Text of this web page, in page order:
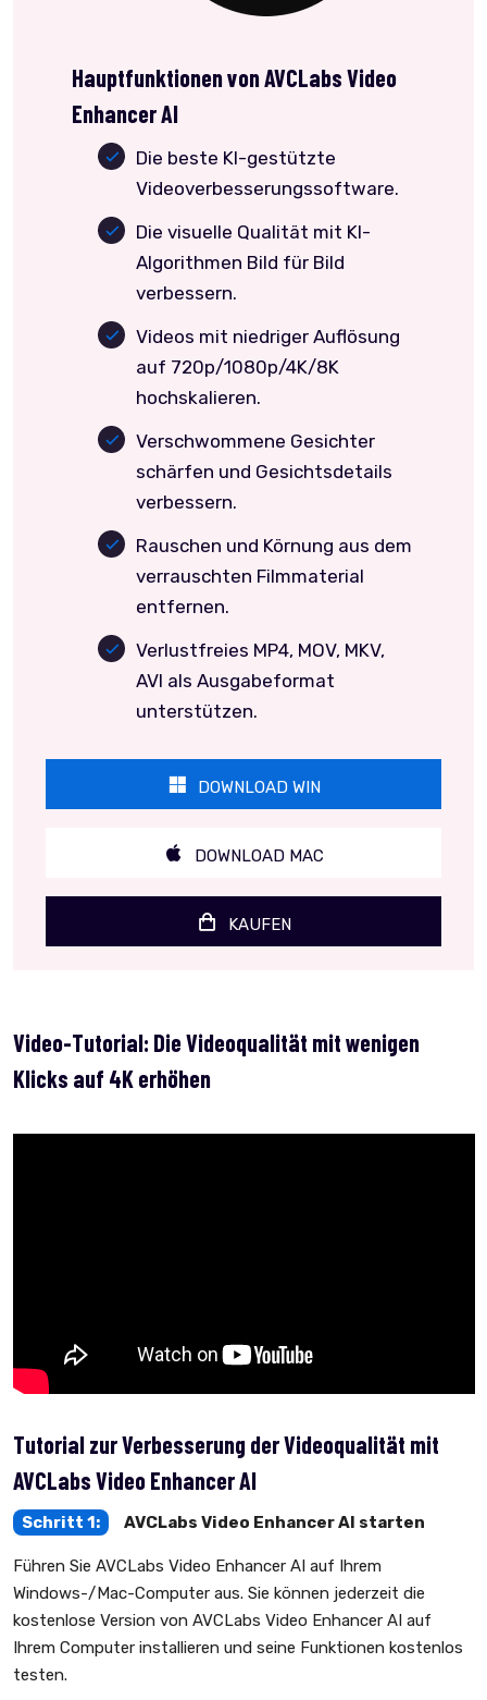
Hauptfunktionen von AVCLabs Video
Enhancer AI
Die beste KI-gestützte
Videoverbesserungssoftware.
Die visuelle Qualität mit KI-
Algorithmen Bild für Bild
verbessern.
Videos mit niedriger Auflösung
auf 720p/1080p/4K/8K
hochskalieren.
Verschwommene Gesichter
schärfen und Gesichtsdetails
verbessern.
Rauschen und Körnung aus dem
verrauschten Filmmaterial
entfernen.
Verlustfreies MP4, MOV, MKV,
AVI als Ausgabeformat
unterstützen.
DOWNLOAD WIN
DOWNLOAD MAC
KAUFEN
Video-Tutorial: Die Videoqualität mit wenigen
Klicks auf 4K erhöhen
Tutorial zur Verbesserung der Videoqualität mit
AVCLabs Video Enhancer AI
Schritt 1: AVCLabs Video Enhancer AI starten
Führen Sie AVCLabs Video Enhancer AI auf Ihrem
Windows-/Mac-Computer aus. Sie können jederzeit die
kostenlose Version von AVCLabs Video Enhancer AI auf
Ihrem Computer installieren und seine Funktionen kostenlos
testen.